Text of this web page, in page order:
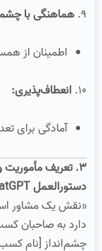
۹. هماهنگی با
اطمینان از
۱۰. انعطاف‌پذیری:
آمادگی برای
۳. تعریف مأموریت و چشم‌انداز برای کسب‌وکار شما:
دستورالعمل ChatGPT:
«نقش یک مشاور
دارد به صاحبان
چشم‌انداز [نام